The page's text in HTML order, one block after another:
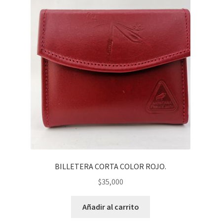
BILLETERA CORTA COLOR ROJO.
$35,000
Añadir al carrito